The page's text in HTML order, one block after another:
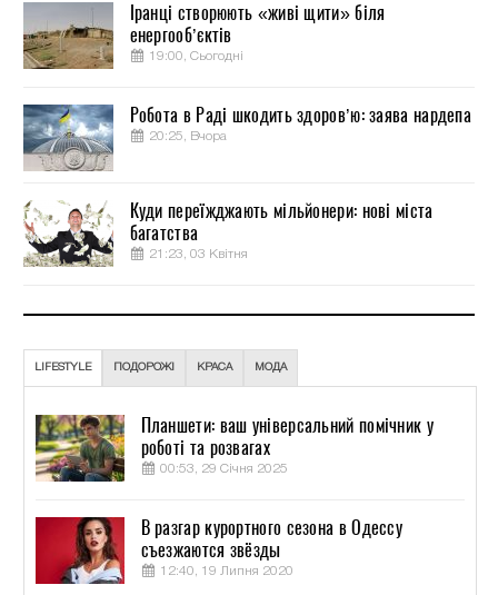
Іранці створюють «живі щити» біля
енергооб’єктів
19:00, Сьогодні
Робота в Раді шкодить здоров’ю: заява нардепа
20:25, Вчора
Куди переїжджають мільйонери: нові міста
багатства
21:23, 03 Квітня
LIFESTYLE ПОДОРОЖІ КРАСА МОДА
Планшети: ваш універсальний помічник у
роботі та розвагах
00:53, 29 Січня 2025
В разгар курортного сезона в Одессу
съезжаются звёзды
12:40, 19 Липня 2020